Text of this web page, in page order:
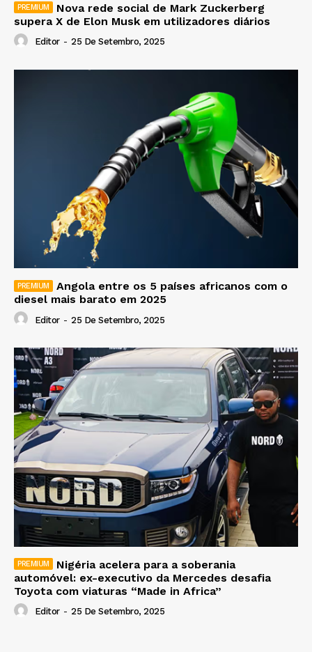
Nova rede social de Mark Zuckerberg
supera X de Elon Musk em utilizadores diários
Editor - 25 De Setembro, 2025
Angola entre os 5 países africanos com o
diesel mais barato em 2025
Editor - 25 De Setembro, 2025
Nigéria acelera para a soberania
automóvel: ex-executivo da Mercedes desafia
Toyota com viaturas “Made in Africa”
Editor - 25 De Setembro, 2025